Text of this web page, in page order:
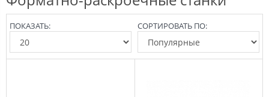
СОРТИРОВАТЬ ПО:
ПОКАЗАТЬ: